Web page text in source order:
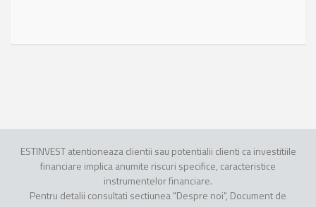
ESTINVEST atentioneaza clientii sau potentialii clienti ca investitiile
financiare implica anumite riscuri specifice, caracteristice
instrumentelor financiare.
Pentru detalii consultati sectiunea "Despre noi", Document de